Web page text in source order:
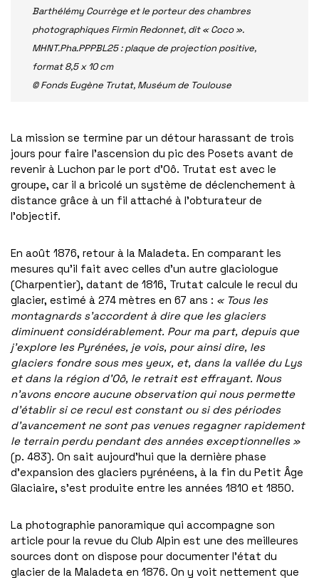
Barthélémy Courrège et le porteur des chambres
photographiques Firmin Redonnet, dit « Coco ».
MHNT.Pha.PPPBL25 : plaque de projection positive,
format 8,5 x 10 cm
© Fonds Eugène Trutat, Muséum de Toulouse
La mission se termine par un détour harassant de trois
jours pour faire l’ascension du pic des Posets avant de
revenir à Luchon par le port d’Oô. Trutat est avec le
groupe, car il a bricolé un système de déclenchement à
distance grâce à un fil attaché à l’obturateur de
l’objectif.
En août 1876, retour à la Maladeta. En comparant les
mesures qu’il fait avec celles d’un autre glaciologue
(Charpentier), datant de 1816, Trutat calcule le recul du
glacier, estimé à 274 mètres en 67 ans : « Tous les
montagnards s’accordent à dire que les glaciers
diminuent considérablement. Pour ma part, depuis que
j’explore les Pyrénées, je vois, pour ainsi dire, les
glaciers fondre sous mes yeux, et, dans la vallée du Lys
et dans la région d’Oô, le retrait est effrayant. Nous
n’avons encore aucune observation qui nous permette
d’établir si ce recul est constant ou si des périodes
d’avancement ne sont pas venues regagner rapidement
le terrain perdu pendant des années exceptionnelles »
(p. 483). On sait aujourd’hui que la dernière phase
d’expansion des glaciers pyrénéens, à la fin du Petit Âge
Glaciaire, s’est produite entre les années 1810 et 1850.
La photographie panoramique qui accompagne son
article pour la revue du Club Alpin est une des meilleures
sources dont on dispose pour documenter l’état du
glacier de la Maladeta en 1876. On y voit nettement que